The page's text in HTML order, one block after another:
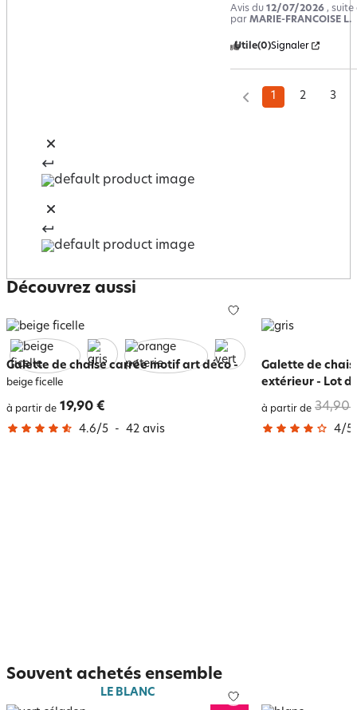
Avis du 12/07/2026 , suite
par MARIE-FRANCOISE L.
Utile(0)Signaler
1 2 3
Découvrez aussi
Galette de chaise carrée motif art déco-
beige ficelle
à partir de 19,90 €
4.6/5 - 42 avis
Galette de
extérieur - Lot
à partir de 34,90
4/5
Souvent achetés ensemble
LE BLANC